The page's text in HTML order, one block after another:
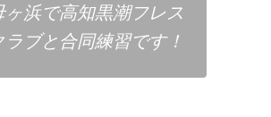
浜で高知黒潮フレス
ブと合同練習です！